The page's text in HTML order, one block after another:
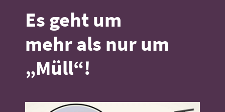
Es geht um
mehrals nur um
„Müll“!